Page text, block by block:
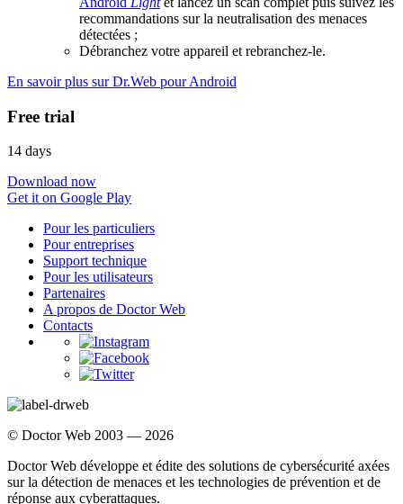
recommandations sur la neutralisation des menaces
détectées ;
Débranchez votre appareil et rebranchez-le.
En savoir plus sur Dr.Web pour Android
Free trial
14 days
Download now
Get it on Google Play
Pour les particuliers
Pour entreprises
Support technique
Pour les utilisateurs
Partenaires
A propos de Doctor Web
Contacts
© Doctor Web 2003 — 2026
Doctor Web développe et édite des solutions de cybersécurité axées
sur la détection de menaces et les technologies de prévention et de
réponse aux cyberattaques.